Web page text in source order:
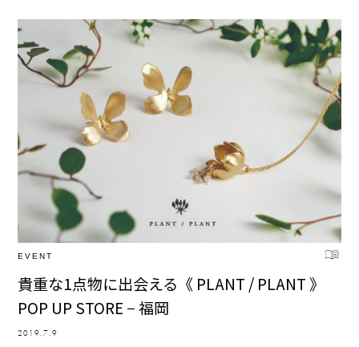
EVENT
貴重な1点物に出会える《 PLANT / PLANT 》
POP UP STORE − 福岡
2019.7.9